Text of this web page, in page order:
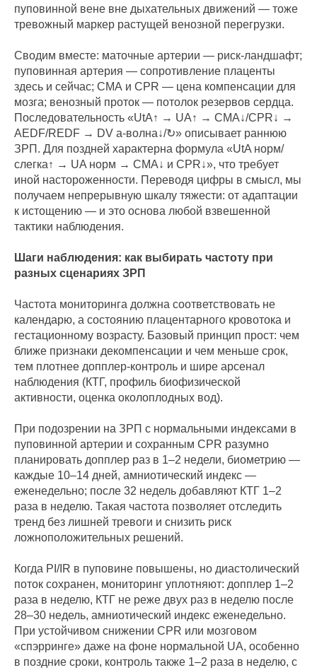
пуповинной вене вне дыхательных движений — тоже
тревожный маркер растущей венозной перегрузки.
Сводим вместе: маточные артерии — риск‑ландшафт;
пуповинная артерия — сопротивление плаценты
здесь и сейчас; СМА и CPR — цена компенсации для
мозга; венозный проток — потолок резервов сердца.
Последовательность «UtA↑ → UA↑ → СМА↓/CPR↓ →
AEDF/REDF → DV а‑волна↓/↻» описывает раннюю
ЗРП. Для поздней характерна формула «UtA норм/
слегка↑ → UA норм → СМА↓ и CPR↓», что требует
иной настороженности. Переводя цифры в смысл, мы
получаем непрерывную шкалу тяжести: от адаптации
к истощению — и это основа любой взвешенной
тактики наблюдения.
Шаги наблюдения: как выбирать частоту при
разных сценариях ЗРП
Частота мониторинга должна соответствовать не
календарю, а состоянию плацентарного кровотока и
гестационному возрасту. Базовый принцип прост: чем
ближе признаки декомпенсации и чем меньше срок,
тем плотнее допплер‑контроль и шире арсенал
наблюдения (КТГ, профиль биофизической
активности, оценка околоплодных вод).
При подозрении на ЗРП с нормальными индексами в
пуповинной артерии и сохранным CPR разумно
планировать допплер раз в 1–2 недели, биометрию —
каждые 10–14 дней, амниотический индекс —
еженедельно; после 32 недель добавляют КТГ 1–2
раза в неделю. Такая частота позволяет отследить
тренд без лишней тревоги и снизить риск
ложноположительных решений.
Когда PI/IR в пуповине повышены, но диастолический
поток сохранен, мониторинг уплотняют: допплер 1–2
раза в неделю, КТГ не реже двух раз в неделю после
28–30 недель, амниотический индекс еженедельно.
При устойчивом снижении CPR или мозговом
«спэрринге» даже на фоне нормальной UA, особенно
в поздние сроки, контроль также 1–2 раза в неделю, с